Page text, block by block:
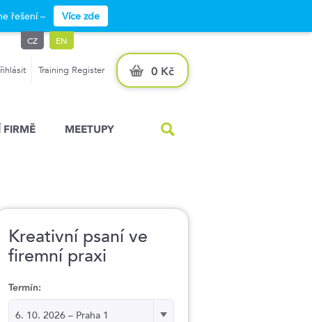
řešení – Více zde
Training Register 0 Kč
CZ EN
MEETUPY
Kreativní psaní ve
firemní praxi
Termín:
6. 10. 2026 – Praha 1
Termín: